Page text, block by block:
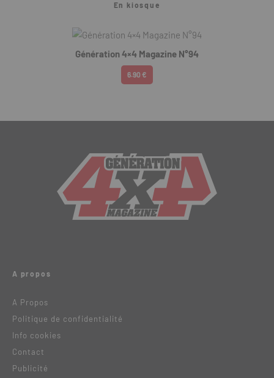
En kiosque
Génération 4×4 Magazine N°94
6.90 €
A propos
A Propos
Politique de confidentialité
Info cookies
Contact
Publicité